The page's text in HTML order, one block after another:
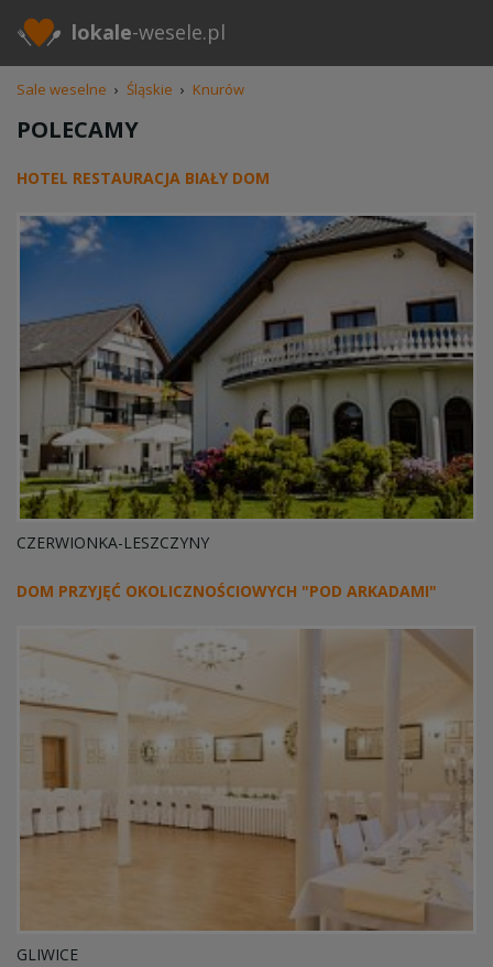
lokale-wesele.pl
Sale weselne › Śląskie › Knurów
POLECAMY
HOTEL RESTAURACJA BIAŁY DOM
CZERWIONKA-LESZCZYNY
DOM PRZYJĘĆ OKOLICZNOŚCIOWYCH "POD ARKADAMI"
GLIWICE